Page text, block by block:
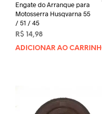
Engate do Arranque para
Motosserra Husqvarna 55
/ 51 / 45
R$ 14,98
ADICIONAR AO